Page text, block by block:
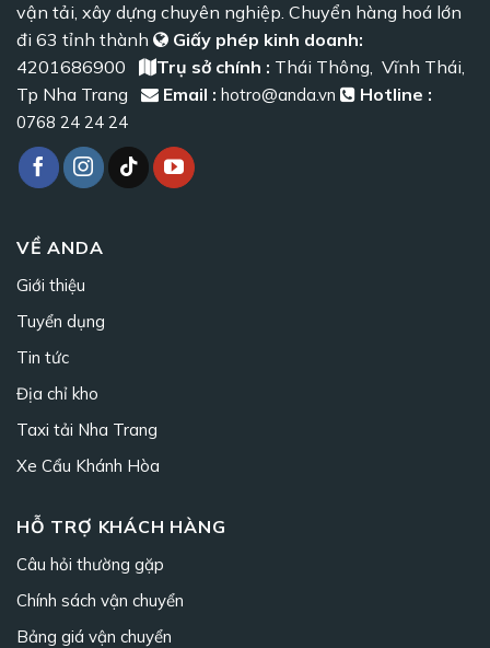
vận tải, xây dựng chuyên nghiệp. Chuyển hàng hoá lớn
đi 63 tỉnh thành
Giấy phép kinh doanh:
4201686900
Trụ sở chính : Thái Thông, Vĩnh Thái,
Tp Nha Trang
Email : hotro@anda.vn Hotline :
0768 24 24 24
VỀ ANDA
Giới thiệu
Tuyển dụng
Tin tức
Địa chỉ kho
Taxi tải Nha Trang
Xe Cẩu Khánh Hòa
HỖ TRỢ KHÁCH HÀNG
Câu hỏi thường gặp
Chính sách vận chuyển
Bảng giá vận chuyển